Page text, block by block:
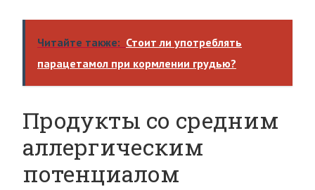
Читайте также: Стоит ли употреблять
парацетамол при кормлении грудью?
Продукты со средним
аллергическим
потенциалом